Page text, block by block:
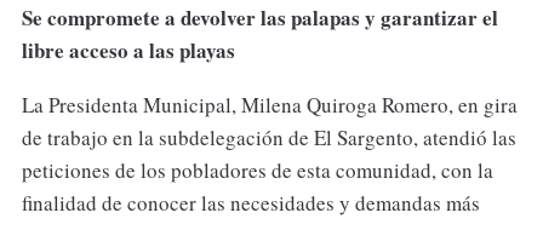
Se compromete a devolver las palapas y garantizar el
libre acceso a las playas
La Presidenta Municipal, Milena Quiroga Romero, en gira
de trabajo en la subdelegación de El Sargento, atendió las
peticiones de los pobladores de esta comunidad, con la
finalidad de conocer las necesidades y demandas más